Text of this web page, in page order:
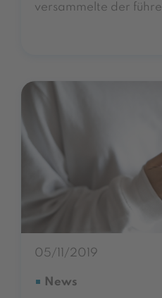
versammelte der
05/11/2019
News